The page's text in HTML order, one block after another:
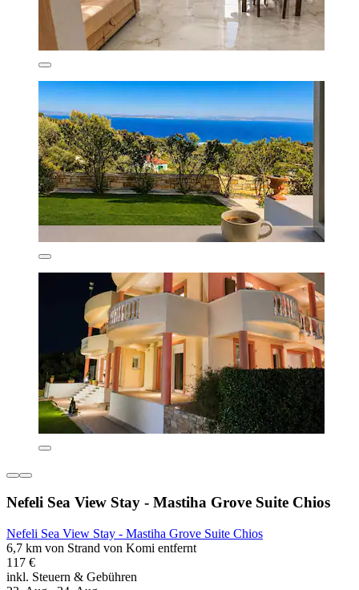
Nefeli Sea View Stay - Mastiha Grove Suite Chios
Nefeli Sea View Stay - Mastiha Grove Suite Chios
6,7 km von Strand von Komi entfernt
117 €
inkl. Steuern & Gebühren